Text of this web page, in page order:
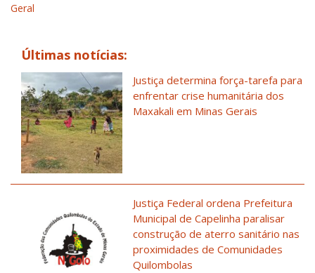
Geral
Últimas notícias:
Justiça determina força-tarefa para
enfrentar crise humanitária dos
Maxakali em Minas Gerais
Justiça Federal ordena Prefeitura
Municipal de Capelinha paralisar
construção de aterro sanitário nas
proximidades de Comunidades
Quilombolas